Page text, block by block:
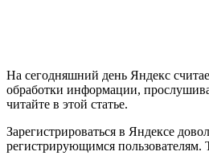
На сегодняшний день Яндекс
обработки информации,
читайте в этой статье.
Зарегистрироваться в Яндексе
регистрирующимся пользователям.